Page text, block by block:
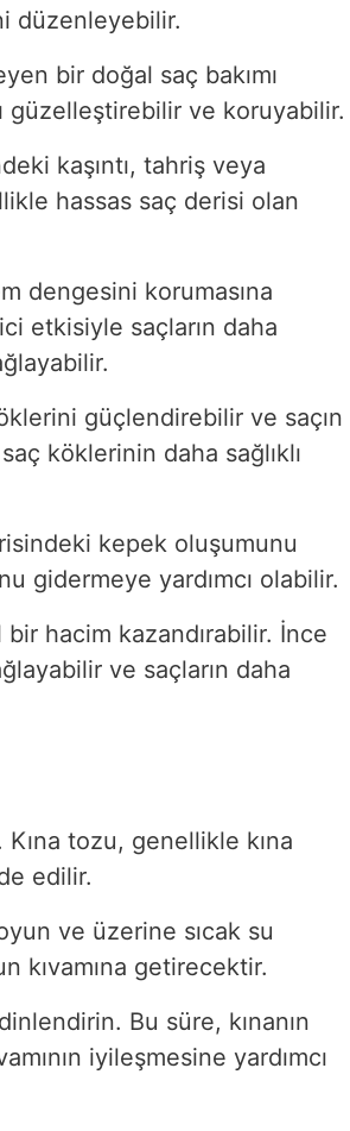
düzenleyebilir.
bir doğal saç bakımı
güzelleştirebilir ve koruyabilir.
kaşıntı, tahriş veya
hassas saç derisi olan
dengesini korumasına
etkisiyle saçların daha
güçlendirebilir ve saçın
köklerinin daha sağlıklı
kepek oluşumunu
gidermeye yardımcı olabilir.
bir hacim kazandırabilir. İnce
ve saçların daha
tozu, genellikle kına
edilir.
ve üzerine sıcak su
kıvamına getirecektir.
Bu süre, kınanın
iyileşmesine yardımcı